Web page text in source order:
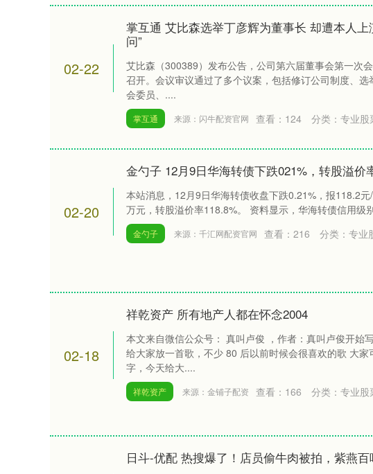
02-22
掌互通 艾比森选举丁彦辉为董事长 却遭本人上
问”
艾比森（300389）发布公告，公司第六届董事会第一次
召开。会议审议通过了多个议案，包括修订公司制度、选
会委员、....
掌互通 来源：闪牛配资官网 查看： 124 分类： 专业股
02-20
金勺子 12月9日华海转债下跌021%，转股溢价
本站消息，12月9日华海转债收盘下跌0.21%，报118.2
万元，转股溢价率118.8%。 资料显示，华海转债信用级
金勺子 来源：千汇网配资官网 查看： 216 分类： 专业
02-18
祥乾资产 所有地产人都在怀念2004
本文来自微信公众号： 真叫卢俊 ，作者：真叫卢俊开始
给大家放一首歌，不少 80 后以前时候会很喜欢的歌 大家
字，今天给大....
祥乾资产 来源：金铺子配资 查看： 166 分类： 专业股
日斗-优配 热搜爆了！店员偷牛肉被拍，紫燕百